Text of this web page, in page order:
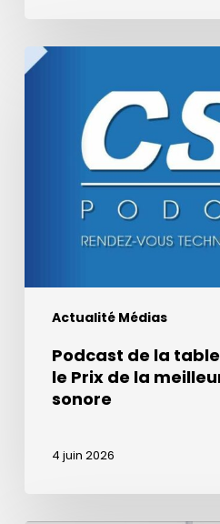
Actualité Médias
Podcast
meilleure
sonorePodcast de la
le Prix de la
sonore
4 juin 2026